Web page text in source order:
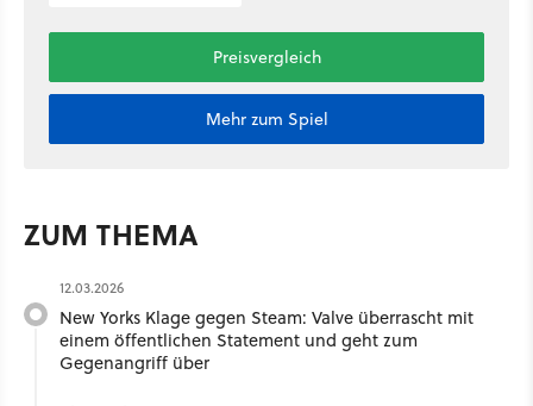
Preisvergleich
Mehr zum Spiel
ZUM THEMA
12.03.2026
New Yorks Klage gegen Steam: Valve überrascht mit
einem öffentlichen Statement und geht zum
Gegenangriff über